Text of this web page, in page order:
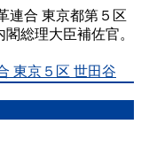
連合 東京都第５区
総理大臣補佐官。
東京５区 世田谷